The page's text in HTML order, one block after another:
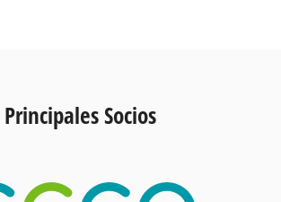
Principales Socios